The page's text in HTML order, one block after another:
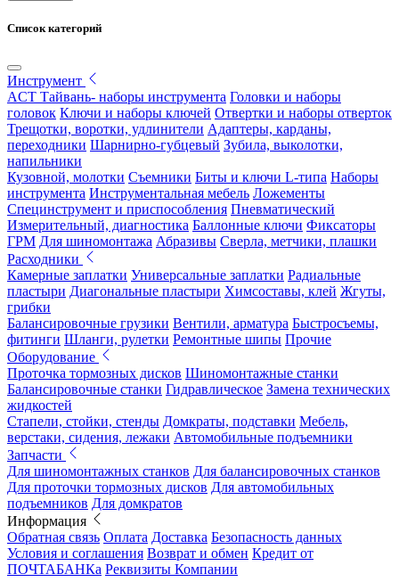
Список категорий
Инструмент
ACT Тайвань- наборы инструмента Головки и наборы
головок Ключи и наборы ключей Отвертки и наборы отверток
Трещотки, воротки, удлинители Адаптеры, карданы,
переходники Шарнирно-губцевый Зубила, выколотки,
напильники
Кузовной, молотки Съемники Биты и ключи L-типа Наборы
инструмента Инструментальная мебель Ложементы
Специнструмент и приспособления Пневматический
Измерительный, диагностика Баллонные ключи Фиксаторы
ГРМ Для шиномонтажа Абразивы Сверла, метчики, плашки
Расходники
Камерные заплатки Универсальные заплатки Радиальные
пластыри Диагональные пластыри Химсоставы, клей Жгуты,
грибки
Балансировочные грузики Вентили, арматура Быстросъемы,
фитинги Шланги, рулетки Ремонтные шипы Прочие
Оборудование
Проточка тормозных дисков Шиномонтажные станки
Балансировочные станки Гидравлическое Замена технических
жидкостей
Стапели, стойки, стенды Домкраты, подставки Мебель,
верстаки, сидения, лежаки Автомобильные подъемники
Запчасти
Для шиномонтажных станков Для балансировочных станков
Для проточки тормозных дисков Для автомобильных
подъемников Для домкратов
Информация
Обратная связь Оплата Доставка Безопасность данных
Условия и соглашения Возврат и обмен Кредит от
ПОЧТАБАНКа Реквизиты Компании